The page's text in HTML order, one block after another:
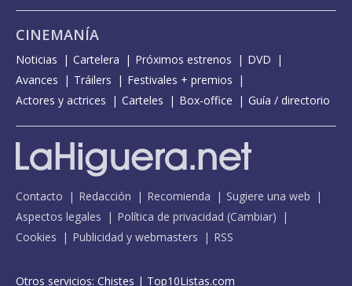
CINEMANÍA
Noticias Cartelera Próximos estrenos
DVD
Avances
Tráilers
Festivales + premios
Actores y actrices
Carteles Box-office Guía / directorio
Contacto Redacción Recomienda
Sugiere una web
Aspectos legales
Política de privacidad (Cambiar)
Cookies
Publicidad y webmasters RSS
Otros servicios: Chistes | Top10Listas.com